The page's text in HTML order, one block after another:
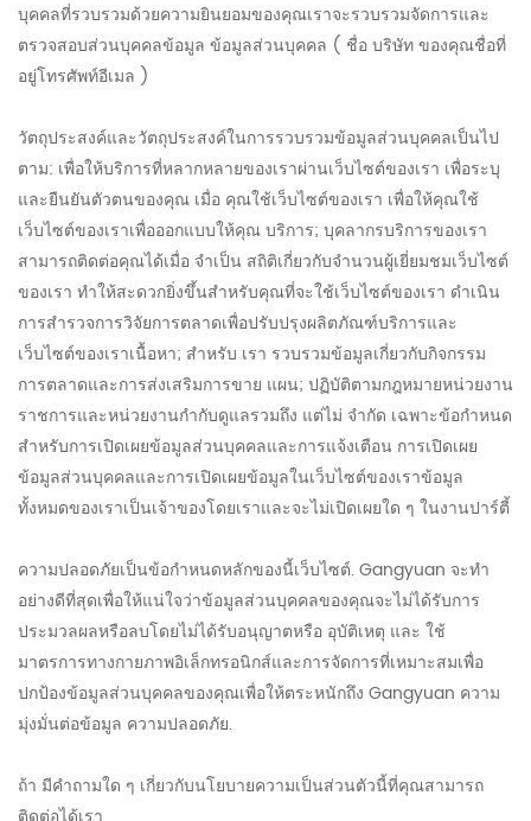
บุคคลที่รวบรวมด้วยความยินยอมของคุณเราจะรวบรวมจัดการและ
ตรวจสอบส่วนบุคคลข้อมูล ข้อมูลส่วนบุคคล ( ชื่อ บริษัท ของคุณชื่อที่
อยู่โทรศัพท์อีเมล )
วัตถุประสงค์และวัตถุประสงค์ในการรวบรวมข้อมูลส่วนบุคคลเป็นไป
ตาม: เพื่อให้บริการที่หลากหลายของเราผ่านเว็บไซต์ของเรา เพื่อระบุ
และยืนยันตัวตนของคุณ เมื่อ คุณใช้เว็บไซต์ของเรา เพื่อให้คุณใช้
เว็บไซต์ของเราเพื่อออกแบบให้คุณ บริการ; บุคลากรบริการของเรา
สามารถติดต่อคุณได้เมื่อ จำเป็น สถิติเกี่ยวกับจำนวนผู้เยี่ยมชมเว็บไซต์
ของเรา ทำให้สะดวกยิ่งขึ้นสำหรับคุณที่จะใช้เว็บไซต์ของเรา ดำเนิน
การสำรวจการวิจัยการตลาดเพื่อปรับปรุงผลิตภัณฑ์บริการและ
เว็บไซต์ของเราเนื้อหา; สำหรับ เรา รวบรวมข้อมูลเกี่ยวกับกิจกรรม
การตลาดและการส่งเสริมการขาย แผน; ปฏิบัติตามกฎหมายหน่วยงาน
ราชการและหน่วยงานกำกับดูแลรวมถึง แต่ไม่ จำกัด เฉพาะข้อกำหนด
สำหรับการเปิดเผยข้อมูลส่วนบุคคลและการแจ้งเตือน การเปิดเผย
ข้อมูลส่วนบุคคลและการเปิดเผยข้อมูลในเว็บไซต์ของเราข้อมูล
ทั้งหมดของเราเป็นเจ้าของโดยเราและจะไม่เปิดเผยใด ๆ ในงานปาร์ตี้
ความปลอดภัยเป็นข้อกำหนดหลักของนี้เว็บไซต์. Gangyuan จะทำ
อย่างดีที่สุดเพื่อให้แน่ใจว่าข้อมูลส่วนบุคคลของคุณจะไม่ได้รับการ
ประมวลผลหรือลบโดยไม่ได้รับอนุญาตหรือ อุบัติเหตุ และ ใช้
มาตรการทางกายภาพอิเล็กทรอนิกส์และการจัดการที่เหมาะสมเพื่อ
ปกป้องข้อมูลส่วนบุคคลของคุณเพื่อให้ตระหนักถึง Gangyuan ความ
มุ่งมั่นต่อข้อมูล ความปลอดภัย.
ถ้า มีคำถามใด ๆ เกี่ยวกับนโยบายความเป็นส่วนตัวนี้ที่คุณสามารถ